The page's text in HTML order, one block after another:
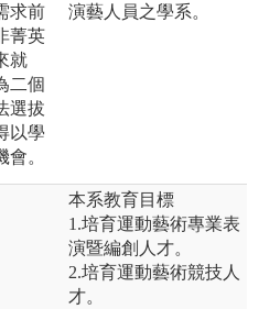
求前
菁英
就
二個
選拔
以學
。
演藝人員之學系。
本系教育目標
1.培育運動藝術專業表
演暨編創人才。
2.培育運動藝術競技人
才。